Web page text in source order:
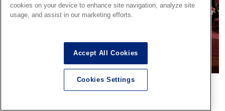
cookies on your device to enhance site navigation, analyze site
usage, and assist in our marketing efforts.
Accept All Cookies
Cookies Settings